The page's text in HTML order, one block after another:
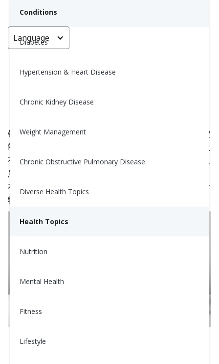
Conditions
Diabetes
Hypertension & Heart Disease
Chronic Kidney Disease
Weight Management
Chronic Obstructive Pulmonary Disease
Diverse Health Topics
Health Topics
Nutrition
Mental Health
Fitness
Lifestyle
Language
肾脏疾病与钾
Anna Sramek, RD
钾是一种对我们健康至关重要的矿物质。它有助于控
制我们的神经和肌肉，这对我们的心脏很重要，并且
有助于管理我们的血压。虽然我们生活中需要钾，但
患有
在本文中，我们将回顾监测钾的重要性，以及哪些食
物应该限制以避免高钾水平。